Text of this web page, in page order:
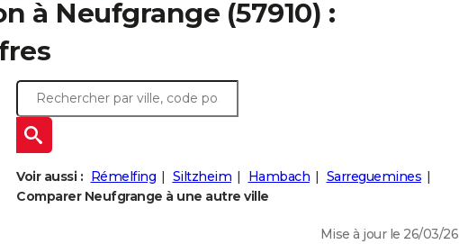
à Neufgrange (57910) :
Voir aussi : Rémelfing Siltzheim Hambach
Sarreguemines
Comparer Neufgrange à une autre ville
Mise à jour le 26/03/26